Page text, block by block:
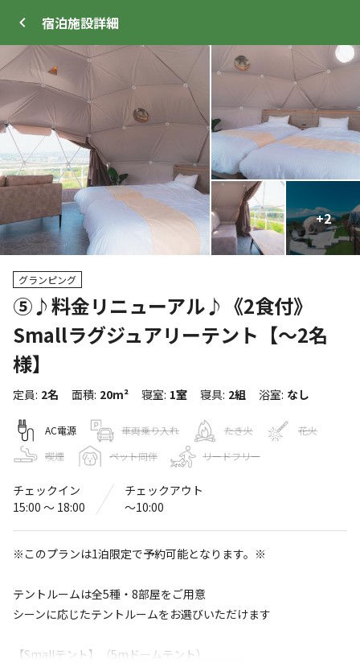
宿泊施設詳細
+2
グランピング
⑤♪料金リニューアル♪《2食付》
Smallラグジュアリーテント【～2名
様】
定員: 2名 面積: 20m² 寝室: 1室 寝具: 2組 浴室: なし
AC電源 車両乗り入れ たき火
花火
喫煙
ペット同伴 リードフリー
チェックイン
15:00 〜 18:00
チェックアウト
〜10:00
※このプランは1泊限定で予約可能となります。※
テントルームは全5種・8部屋をご用意
シーンに応じたテントルームをお選びいただけます
【Smallテント】（5mドームテント）
+5
サイト・宿泊施設
WEB予約可能 クーポン利用可 宿泊施設
57
グランピングリゾート群馬BLISSFUL
GARDEN（ブリスフル・ガーデン）
〒377-0061 群馬県渋川市北橘町下箱田６０５−５
Googleマップで見る
温浴施設
※詳しくは「 キャンプ場情報」をご確認ください。
いつもの「現実」からはなれて、 最高の景色と
ぎ」の世界へ… 雲海に馳せる『至福』のひとと